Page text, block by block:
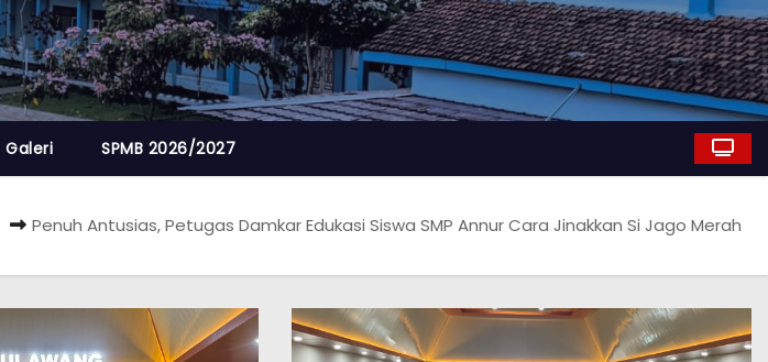
Galeri SPMB 2026/2027
Penuh Antusias, Petugas Damkar Edukasi Siswa SMP Annur Cara Jinakkan Si Jago Merah